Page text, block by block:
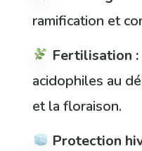
ramification et
Fertilisation :
acidophiles au
et la floraison.
Protection